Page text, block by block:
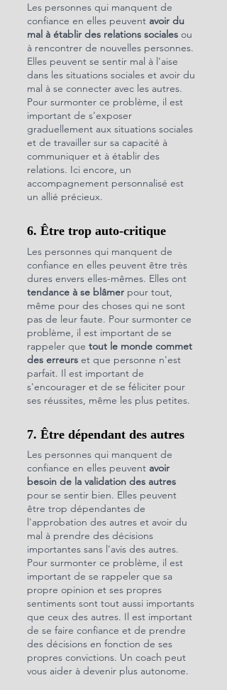
Les personnes qui manquent de
confiance en elles peuvent avoir du
mal à établir des relations sociales ou
à rencontrer de nouvelles personnes.
Elles peuvent se sentir mal à l'aise
dans les situations sociales et avoir du
mal à se connecter avec les autres.
Pour surmonter ce problème, il est
important de s'exposer
graduellement aux situations sociales
et de travailler sur sa capacité à
communiquer et à établir des
relations. Ici encore, un
accompagnement personnalisé est
un allié précieux.
6. Être trop auto-critique
Les personnes qui manquent de
confiance en elles peuvent être très
dures envers elles-mêmes. Elles ont
tendance à se blâmer pour tout,
même pour des choses qui ne sont
pas de leur faute. Pour surmonter ce
problème, il est important de se
rappeler que tout le monde commet
des erreurs et que personne n'est
parfait. Il est important de
s'encourager et de se féliciter pour
ses réussites, même les plus petites.
7. Être dépendant des autres
Les personnes qui manquent de
confiance en elles peuvent avoir
besoin de la validation des autres
pour se sentir bien. Elles peuvent
être trop dépendantes de
l'approbation des autres et avoir du
mal à prendre des décisions
importantes sans l'avis des autres.
Pour surmonter ce problème, il est
important de se rappeler que sa
propre opinion et ses propres
sentiments sont tout aussi importants
que ceux des autres. Il est important
de se faire confiance et de prendre
des décisions en fonction de ses
propres convictions. Un coach peut
vous aider à devenir plus autonome.